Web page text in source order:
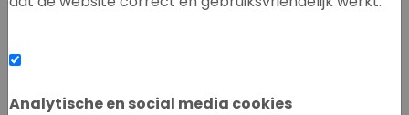
Analytische en social media cookies
‹